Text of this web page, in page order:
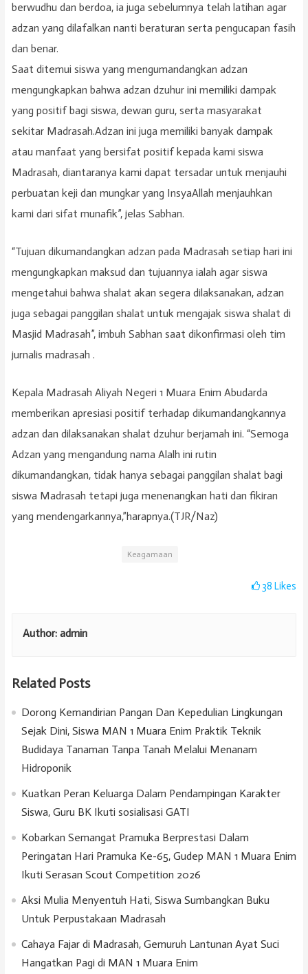
berwudhu dan berdoa, ia juga sebelumnya telah latihan agar
adzan yang dilafalkan nanti beraturan serta pengucapan fasih
dan benar.
Saat ditemui siswa yang mengumandangkan adzan
mengungkapkan bahwa adzan dzuhur ini memiliki dampak
yang positif bagi siswa, dewan guru, serta masyarakat
sekitar Madrasah.Adzan ini juga memiliki banyak dampak
atau manfaat yang bersifat positif kepada kami siswa
Madrasah, diantaranya kami dapat tersadar untuk menjauhi
perbuatan keji dan mungkar yang InsyaAllah menjauhkan
kami dari sifat munafik”, jelas Sabhan.
“Tujuan dikumandangkan adzan pada Madrasah setiap hari ini
mengungkapkan maksud dan tujuannya ialah agar siswa
mengetahui bahwa shalat akan segera dilaksanakan, adzan
juga sebagai panggilan shalat untuk mengajak siswa shalat di
Masjid Madrasah”, imbuh Sabhan saat dikonfirmasi oleh tim
jurnalis madrasah .
Kepala Madrasah Aliyah Negeri 1 Muara Enim Abudarda
memberikan apresiasi positif terhadap dikumandangkannya
adzan dan dilaksanakan shalat dzuhur berjamah ini. “Semoga
Adzan yang mengandung nama Alalh ini rutin
dikumandangkan, tidak hanya sebagai panggilan shalat bagi
siswa Madrasah tetapi juga menenangkan hati dan fikiran
yang mendengarkannya,”harapnya.(TJR/Naz)
Keagamaan
38Likes
Author: admin
Related Posts
Dorong Kemandirian Pangan Dan Kepedulian Lingkungan
Sejak Dini, Siswa MAN 1 Muara Enim Praktik Teknik
Budidaya Tanaman Tanpa Tanah Melalui Menanam
Hidroponik
Kuatkan Peran Keluarga Dalam Pendampingan Karakter
Siswa, Guru BK Ikuti sosialisasi GATI
Kobarkan Semangat Pramuka Berprestasi Dalam
Peringatan Hari Pramuka Ke-65, Gudep MAN 1 Muara Enim
Ikuti Serasan Scout Competition 2026
Aksi Mulia Menyentuh Hati, Siswa Sumbangkan Buku
Untuk Perpustakaan Madrasah
Cahaya Fajar di Madrasah, Gemuruh Lantunan Ayat Suci
Hangatkan Pagi di MAN 1 Muara Enim